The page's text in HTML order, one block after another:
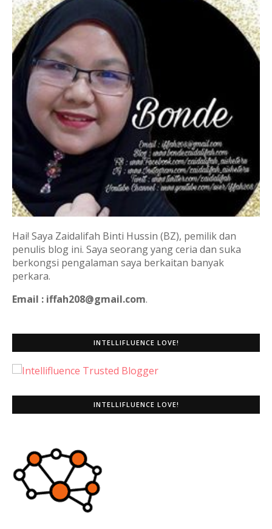
Hai! Saya Zaidalifah Binti Hussin (BZ), pemilik dan
penulis blog ini. Saya seorang yang ceria dan suka
berkongsi pengalaman saya berkaitan banyak
perkara.
Email : iffah208@gmail.com.
INTELLIFLUENCE LOVE!
INTELLIFLUENCE LOVE!